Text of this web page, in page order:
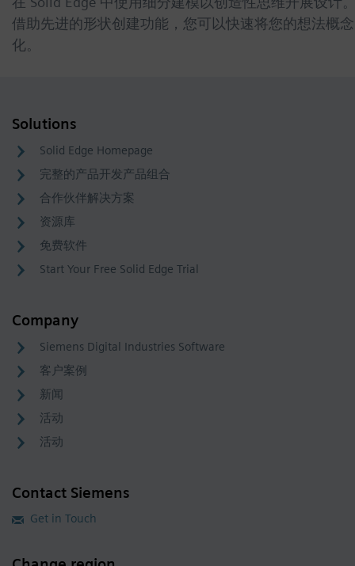
借助先进的形状创建功能，您可以快速将您的想法概念
化。
Solutions
Solid Edge Homepage
完整的产品开发产品组合
合作伙伴解决方案
资源库
免费软件
Start Your Free Solid Edge Trial
Company
Siemens Digital Industries Software
客户案例
新闻
活动
活动
Contact Siemens
Get in Touch